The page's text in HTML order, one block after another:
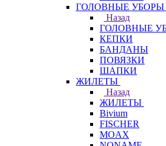
ГОЛОВНЫЕ УБОРЫ
Назад
ГОЛОВНЫЕ
КЕПКИ
БАНДАНЫ
ПОВЯЗКИ
ШАПКИ
ЖИЛЕТЫ
Назад
ЖИЛЕТЫ
Bivium
FISCHER
MOAX